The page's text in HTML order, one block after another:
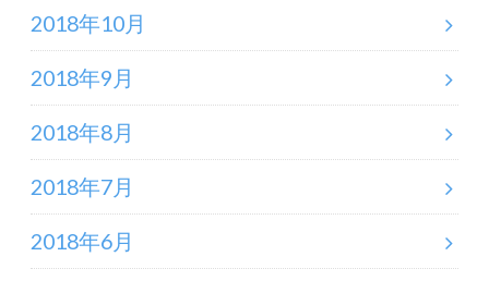
2018年10月
2018年9月
2018年8月
2018年7月
2018年6月